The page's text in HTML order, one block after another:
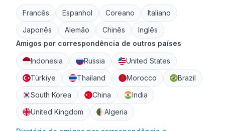
Francês Espanhol Coreano
Italiano
Japonês
Alemão Chinês
Inglês
Amigos por correspondência de outros países
Indonesia Russia
United States
Türkiye
Thailand Morocco
Brazil
South Korea
China
India
United Kingdom
Algeria